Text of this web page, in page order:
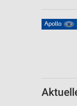
Geräte anhand